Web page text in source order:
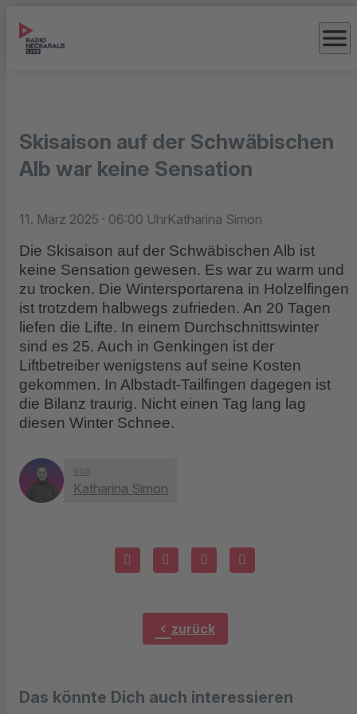
menu
Skisaison auf der Schwäbischen
Alb war keine Sensation
11. März 2025 · 06:00 UhrKatharina Simon
Die Skisaison auf der Schwäbischen Alb ist
keine Sensation gewesen. Es war zu warm und
zu trocken. Die Wintersportarena in Holzelfingen
ist trotzdem halbwegs zufrieden. An 20 Tagen
liefen die Lifte. In einem Durchschnittswinter
sind es 25. Auch in Genkingen ist der
Liftbetreiber wenigstens auf seine Kosten
gekommen. In Albstadt-Tailfingen dagegen ist
die Bilanz traurig. Nicht einen Tag lang lag
diesen Winter Schnee.
von
Katharina Simon
chevron_left zurück
Das könnte Dich auch interessieren